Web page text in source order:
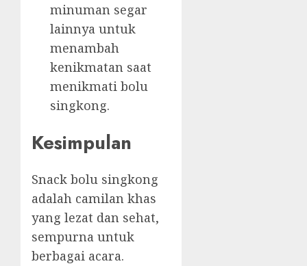
minuman segar
lainnya untuk
menambah
kenikmatan saat
menikmati bolu
singkong.
Kesimpulan
Snack bolu singkong
adalah camilan khas
yang lezat dan sehat,
sempurna untuk
berbagai acara.